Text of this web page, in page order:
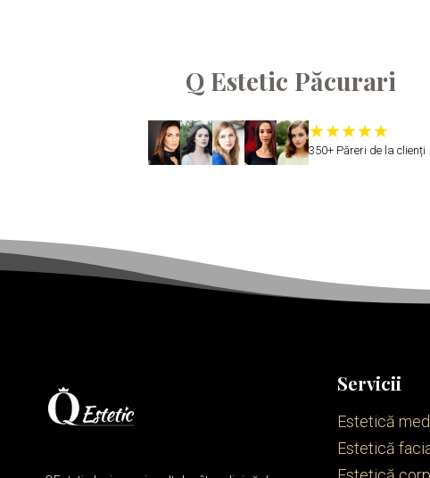
Q Estetic Păcurari
350+ Păreri de la clienți
Servicii
Estetică
Estetică